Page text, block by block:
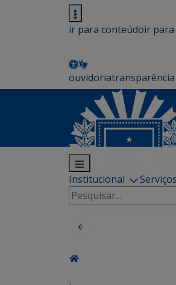
ir para conteúdoir para
ouvidoriatransparência
Institucional Serviços
Pesquisar
por: